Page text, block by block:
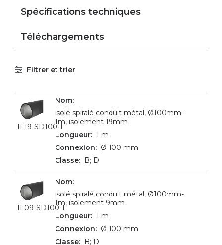
Spécifications techniques
Téléchargements
Filtrer et trier
IF19-SD100-1
isolé spiralé conduit métal, Ø100mm-
1m, isolement 19mm
1 m
Ø 100 mm
B; D
IF09-SD100-1
isolé spiralé conduit métal, Ø100mm-
1m, isolement 9mm
1 m
Ø 100 mm
B; D